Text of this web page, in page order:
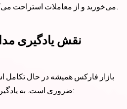
می‌خورید و از معاملات استراحت می‌کنید تا ذهن خود را تجدید کنید.
نقش یادگیری
بازار فارکس همیشه در حال تکامل
ضروری است. به یادگیری مادام‌العمر متعهد شوید با: